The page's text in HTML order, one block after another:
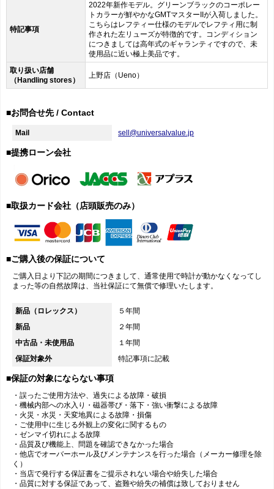
特記事項
2022年新作モデル。グリーンブラックのコーポレー
トカラーが鮮やかなGMTマスターIIが入荷しました。
こちらはレフティー仕様のモデルでレフティ用に制
作された左リューズが特徴的です。コンディション
につきましては高年式のギャランティですので、未
使用品に近い極上美品です。
取り扱い店舗
（Handling stores）
上野店（Ueno）
■お問合せ先 / Contact
Mail sell@universalvalue.jp
■提携ローン会社
■取扱カード会社（店頭販売のみ）
■ご購入後の保証について
ご購入日より下記の期間につきまして、通常使用で時計が動かなくなってし
まった等の自然故障は、当社保証にて無償で修理いたします。
新品（ロレックス）
５年間
新品
２年間
中古品・未使用品
１年間
保証対象外
特記事項に記載
■保証の対象にならない事項
・誤ったご使用方法や、過失による故障・破損
・機械内部への水入り・磁器帯び・落下・強い衝撃による故障
・火災・水災・天変地異による故障・損傷
・ご使用中に生じる外観上の変化に関するもの
・ゼンマイ切れによる故障
・品質及び機能上、問題を確認できなかった場合
・他店でオーバーホール及びメンテナンスを行った場合（メーカー修理を除
く）
・当店で発行する保証書をご提示されない場合や紛失した場合
・品質に対する保証であって、盗難や紛失の補償は致しておりません